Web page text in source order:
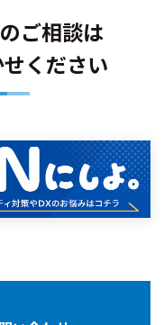
ご相談は
ください